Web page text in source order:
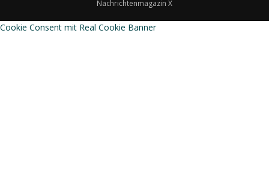
Nachrichtenmagazin X
Cookie Consent mit Real Cookie Banner